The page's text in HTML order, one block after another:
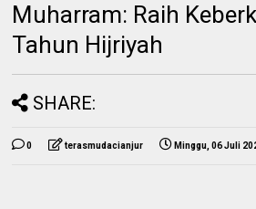
Muharram: Raih
Tahun Hijriyah
SHARE:
0 terasmudacianjur Minggu, 06 Juli